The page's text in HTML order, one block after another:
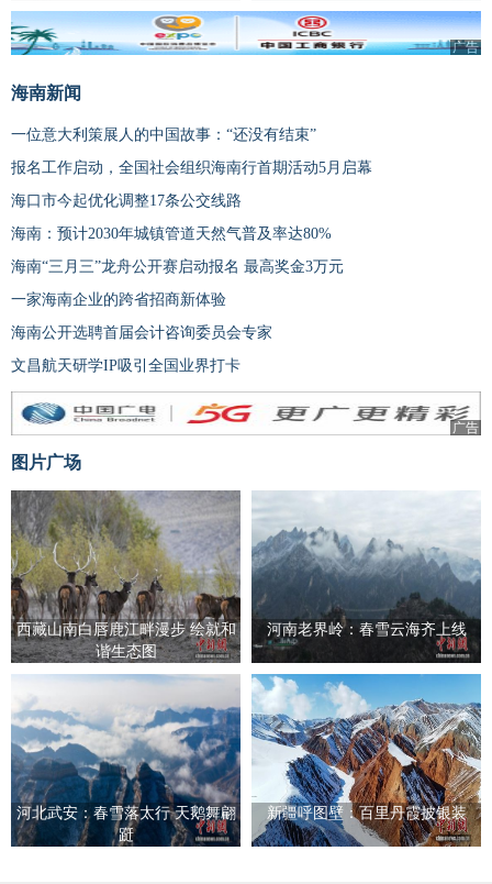
广告
海南新闻
一位意大利策展人的中国故事：“还没有结束”
报名工作启动，全国社会组织海南行首期活动5月启幕
海口市今起优化调整17条公交线路
海南：预计2030年城镇管道天然气普及率达80%
海南“三月三”龙舟公开赛启动报名 最高奖金3万元
一家海南企业的跨省招商新体验
海南公开选聘首届会计咨询委员会专家
文昌航天研学IP吸引全国业界打卡
广告
图片广场
西藏山南白唇鹿江畔漫步 绘就和
谐生态图
河南老界岭：春雪云海齐上线
河北武安：春雪落太行 天鹅舞翩
跹
新疆呼图壁：百里丹霞披银装